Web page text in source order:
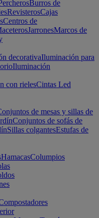
Burros de
RevisterosCajas
Centros de
JarronesMarcos de
decorativaIluminación para
Iluminación
con rielesCintas Led
de mesas y sillas de
Conjuntos de sofás de
Sillas colgantesEstufas de
HamacasColumpios